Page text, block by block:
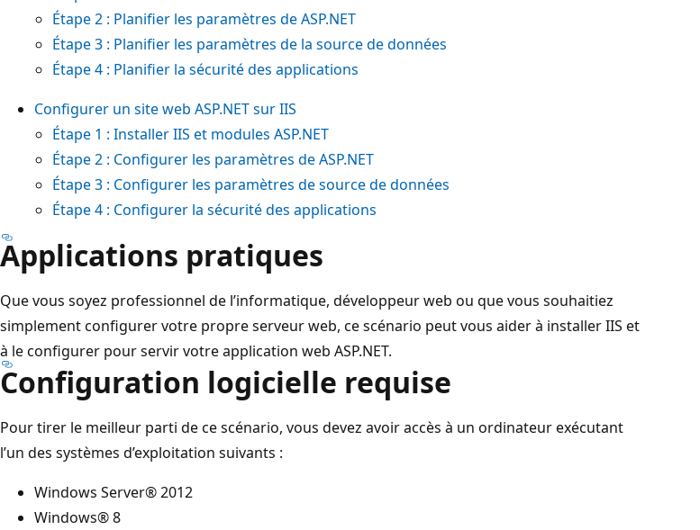
Étape 2 : Planifier les paramètres de ASP.NET
Étape 3 : Planifier les paramètres de la source de données
Étape 4 : Planifier la sécurité des applications
Configurer un site web ASP.NET sur IIS
Étape 1 : Installer IIS et modules ASP.NET
Étape 2 : Configurer les paramètres de ASP.NET
Étape 3 : Configurer les paramètres de source de données
Étape 4 : Configurer la sécurité des applications
Applications pratiques
Que vous soyez professionnel de l’informatique, développeur web ou que vous souhaitiez
simplement configurer votre propre serveur web, ce scénario peut vous aider à installer IIS et
à le configurer pour servir votre application web ASP.NET.
Configuration logicielle requise
Pour tirer le meilleur parti de ce scénario, vous devez avoir accès à un ordinateur exécutant
l’un des systèmes d’exploitation suivants :
Windows Server® 2012
Windows® 8